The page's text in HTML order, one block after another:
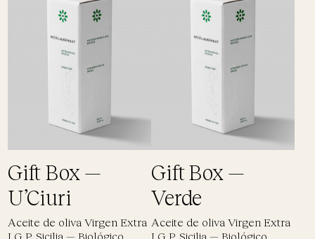
Gift Box —
U’Ciuri
Aceite de oliva Virgen Extra
I.G.P. Sicilia — Biológico
Gift Box —
Verde
Aceite de oliva Virgen Extra
I.G.P. Sicilia — Biológico